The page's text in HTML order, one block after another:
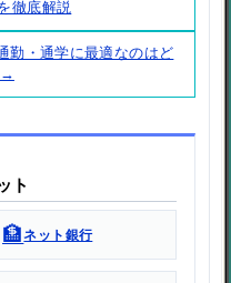
徹底解説
勤・通学に最適なのはど
→
ト
🏦ネット銀行